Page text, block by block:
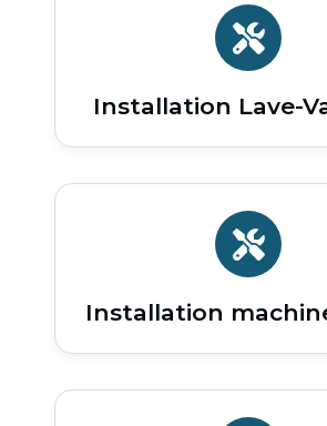
Installation Lave-
Installation